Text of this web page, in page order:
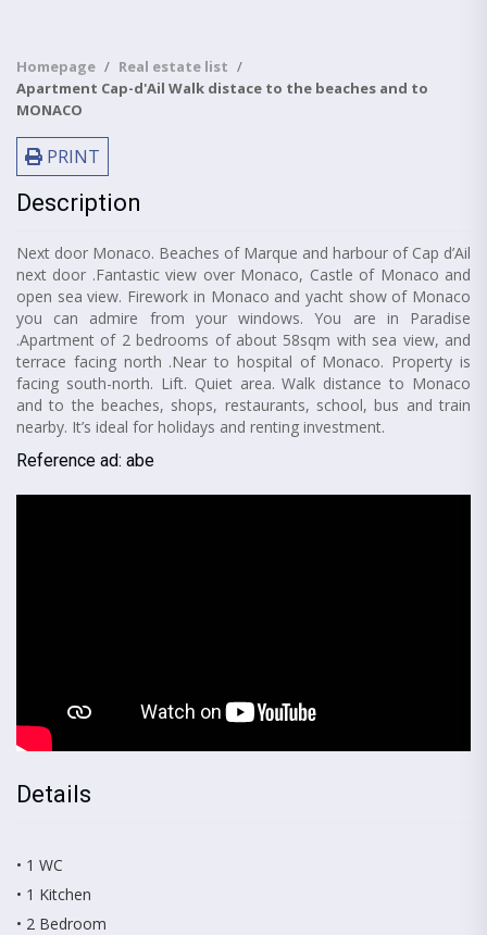
Homepage
Real estate list
Apartment Cap-d'Ail Walk distace to the beaches and to
MONACO
PRINT
Description
Next door Monaco. Beaches of Marque and harbour of Cap d’Ail
next door .Fantastic view over Monaco, Castle of Monaco and
open sea view. Firework in Monaco and yacht show of Monaco
you can admire from your windows. You are in Paradise
.Apartment of 2 bedrooms of about 58sqm with sea view, and
terrace facing north .Near to hospital of Monaco. Property is
facing south-north. Lift. Quiet area. Walk distance to Monaco
and to the beaches, shops, restaurants, school, bus and train
nearby. It’s ideal for holidays and renting investment.
Reference ad: abe
Details
• 1 WC
• 1 Kitchen
• 2 Bedroom